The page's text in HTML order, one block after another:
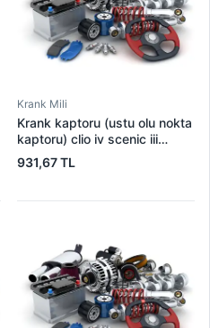
Krank Mili
Krank kaptoru (ustu olu nokta
kaptoru) clio iv scenic iii
2373100q1a/ 237310135r/
237312011r
931,67 TL